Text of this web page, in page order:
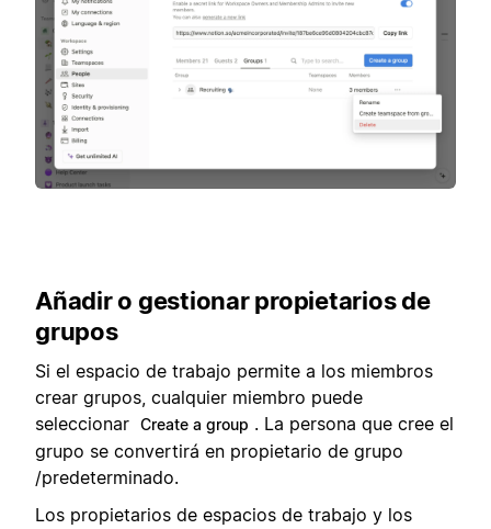
Añadir o gestionar propietarios de
grupos
Si el espacio de trabajo permite a los miembros
crear grupos, cualquier miembro puede
seleccionar Create a group . La persona que cree el
grupo se convertirá en propietario de grupo
/predeterminado.
Los propietarios de espacios de trabajo y los